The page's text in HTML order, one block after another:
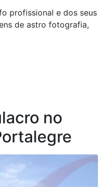
profissional e dos seus
de astro fotografia,
no